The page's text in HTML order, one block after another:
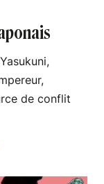
de conflit